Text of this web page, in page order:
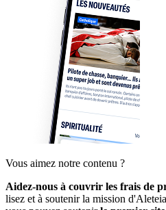
Vous aimez notre contenu ?
Aidez-nous à couvrir les frais de
lisez et à soutenir la mission